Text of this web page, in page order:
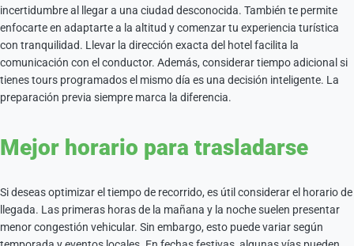
incertidumbre al llegar a una ciudad desconocida. También te permite
enfocarte en adaptarte a la altitud y comenzar tu experiencia turística
con tranquilidad. Llevar la dirección exacta del hotel facilita la
comunicación con el conductor. Además, considerar tiempo adicional si
tienes tours programados el mismo día es una decisión inteligente. La
preparación previa siempre marca la diferencia.
Mejor horario para trasladarse
Si deseas optimizar el tiempo de recorrido, es útil considerar el horario de
llegada. Las primeras horas de la mañana y la noche suelen presentar
menor congestión vehicular. Sin embargo, esto puede variar según